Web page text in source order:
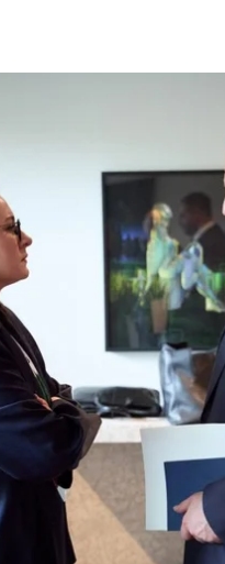
перелік зброї, яку
розповів під
під час
фінансів США
Єрмак.
угоду та
якої потребує